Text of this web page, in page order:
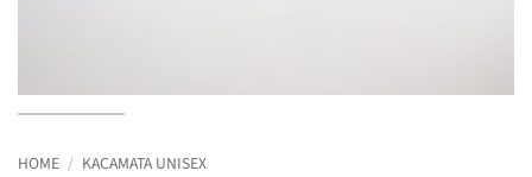
HOME / KACAMATA UNISEX